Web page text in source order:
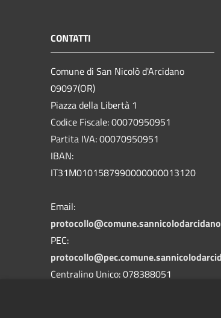
CONTATTI
Comune di San Nicolò d'Arcidano
09097(OR)
Piazza della Libertà 1
Codice Fiscale: 00070950951
Partita IVA: 00070950951
IBAN:
IT31M0101587990000000013120
Email:
PEC:
Centralino Unico: 078388051